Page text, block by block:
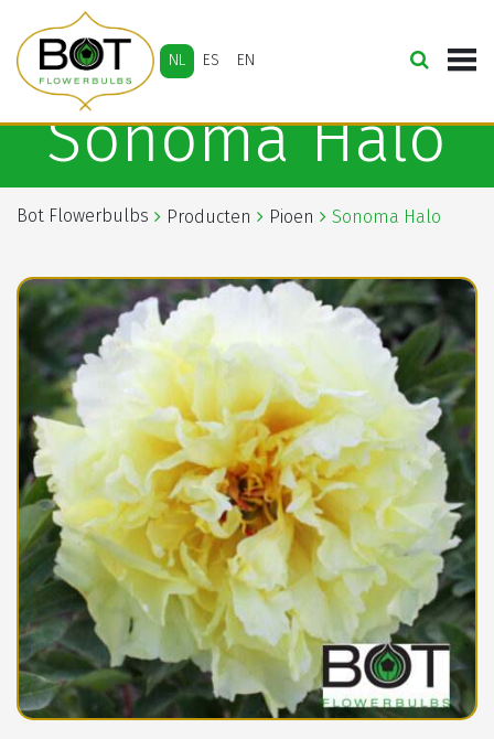
NL ES EN
Sonoma Halo
Bot Flowerbulbs Producten Pioen Sonoma Halo